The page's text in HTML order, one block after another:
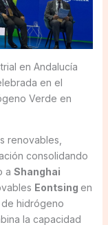
en Andalucía
en el
Verde en
renovables,
consolidando
a Shanghai
Eontsing en
hidrógeno
la capacidad